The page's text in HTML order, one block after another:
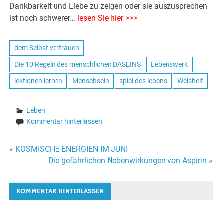
Dankbarkeit und Liebe zu zeigen oder sie auszusprechen
ist noch schwerer… lesen Sie hier >>>
dem Selbst vertrauen
Die 10 Regeln des menschlichen DASEINS Lebenswerk
lektionen lernen Menschsein spiel des lebens Weisheit
Leben
Kommentar hinterlassen
Beitrags-
Navigation
« KOSMISCHE ENERGIEN IM JUNI
Die gefährlichen Nebenwirkungen von Aspirin »
KOMMENTAR HINTERLASSEN